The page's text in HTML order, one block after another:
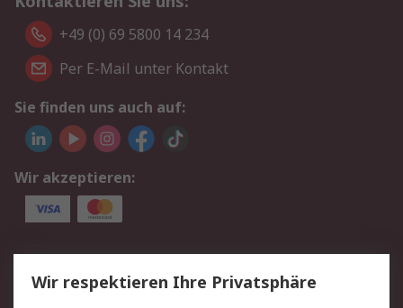
+49 (0) 69 5800 14 234
Per E-Mail unter Kontakt
Sie finden uns auch auf:
Wir akzeptieren:
Service
Value Added Services
Lieferlösungen
Wir respektieren Ihre Privatsphäre